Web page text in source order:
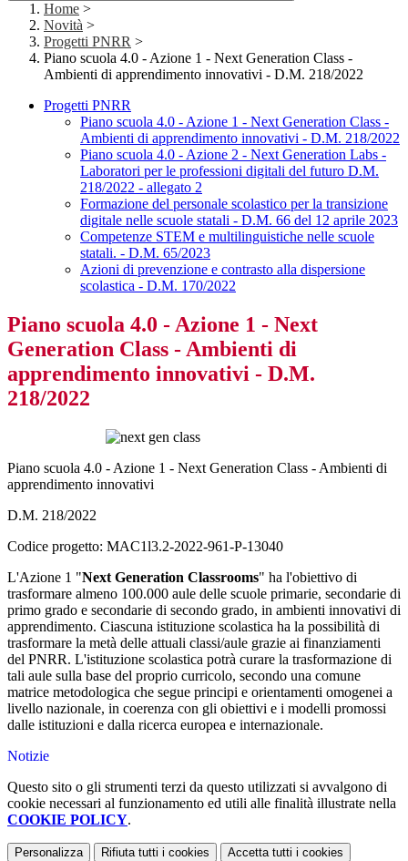
Home >
Novità >
Progetti PNRR >
Piano scuola 4.0 - Azione 1 - Next Generation Class -
Ambienti di apprendimento innovativi - D.M. 218/2022
Progetti PNRR
Piano scuola 4.0 - Azione 1 - Next Generation Class -
Ambienti di apprendimento innovativi - D.M. 218/2022
Piano scuola 4.0 - Azione 2 - Next Generation Labs -
Laboratori per le professioni digitali del futuro D.M.
218/2022 - allegato 2
Formazione del personale scolastico per la transizione
digitale nelle scuole statali - D.M. 66 del 12 aprile 2023
Competenze STEM e multilinguistiche nelle scuole
statali. - D.M. 65/2023
Azioni di prevenzione e contrasto alla dispersione
scolastica - D.M. 170/2022
Piano scuola 4.0 - Azione 1 - Next
Generation Class - Ambienti di
apprendimento innovativi - D.M.
218/2022
Piano scuola 4.0 - Azione 1 - Next Generation Class - Ambienti di
apprendimento innovativi
D.M. 218/2022
Codice progetto: MAC1l3.2-2022-961-P-13040
L'Azione 1 "Next Generation Classrooms" ha l'obiettivo di
trasformare almeno 100.000 aule delle scuole primarie, secondarie di
primo grado e secondarie di secondo grado, in ambienti innovativi di
apprendimento. Ciascuna istituzione scolastica ha la possibilità di
trasformare la metà delle attuali classi/aule grazie ai finanziamenti
del PNRR. L'istituzione scolastica potrà curare la trasformazione di
tali aule sulla base del proprio curricolo, secondo una comune
matrice metodologica che segue principi e orientamenti omogenei a
livello nazionale, in coerenza con gli obiettivi e i modelli promossi
dalle istituzioni e dalla ricerca europea e internazionale.
Notizie
Questo sito o gli strumenti terzi da questo utilizzati si avvalgono di
cookie necessari al funzionamento ed utili alle finalità illustrate nella
COOKIE POLICY.
Personalizza Rifiuta tutti i cookies Accetta tutti i cookies